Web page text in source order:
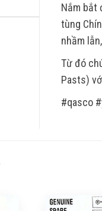
Nắm bắt
tùng
nhầm
Từ đó
Pasts)
#qasco